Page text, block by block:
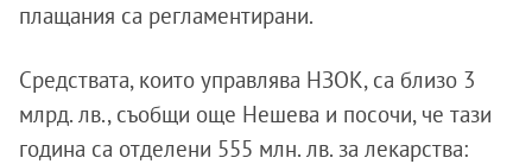
плащания са регламентирани.
Средствата, които управлява НЗОК, са близо 3
млрд. лв., съобщи още Нешева и посочи, че тази
година са отделени 555 млн. лв. за лекарства: